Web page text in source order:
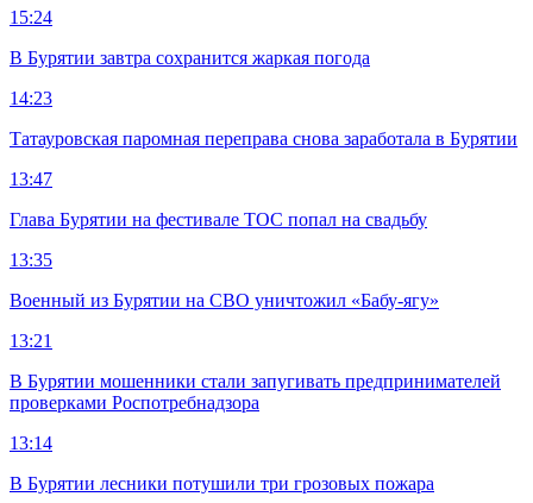
15:24
В Бурятии завтра сохранится жаркая погода
14:23
Татауровская паромная переправа снова заработала в Бурятии
13:47
Глава Бурятии на фестивале ТОС попал на свадьбу
13:35
Военный из Бурятии на СВО уничтожил «Бабу-ягу»
13:21
В Бурятии мошенники стали запугивать предпринимателей
проверками Роспотребнадзора
13:14
В Бурятии лесники потушили три грозовых пожара